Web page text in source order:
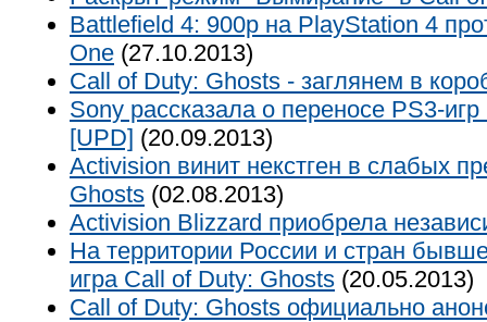
Battlefield 4: 900p на PlayStation 4
One (27.10.2013)
Call of Duty: Ghosts - заглянем в
Sony рассказала о переносе PS3-
[UPD] (20.09.2013)
Activision винит некстген в слабых
Ghosts (02.08.2013)
Activision Blizzard приобрела
На территории России и стран
игра Call of Duty: Ghosts (20.05.2013)
Call of Duty: Ghosts официально